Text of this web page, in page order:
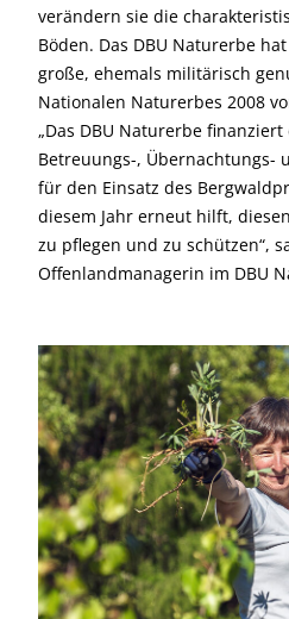
verändern sie die
Böden. Das DBU Naturerbe
große, ehemals militärisch
Nationalen Naturerbes 2008
„Das DBU Naturerbe
Betreuungs-, Übernachtungs-
für den Einsatz des
diesem Jahr erneut hilft,
zu pflegen und zu schützen“,
Offenlandmanagerin im DBU